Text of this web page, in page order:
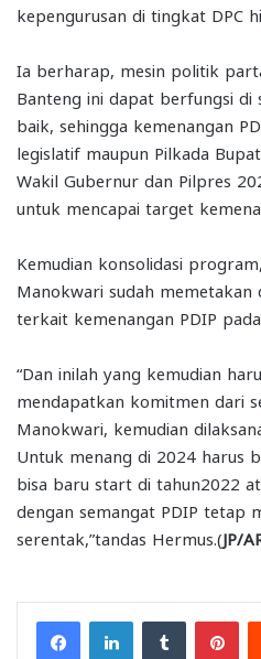
kepengurusan di tingkat DPC
Ia berharap, mesin politik
Banteng ini dapat berfungsi di
baik, sehingga kemenangan
legislatif maupun Pilkada
Wakil Gubernur dan Pilpres
untuk mencapai target
Kemudian konsolidasi
Manokwari sudah
terkait kemenangan PDIP
“Dan inilah yang kemudian
mendapatkan komitmen dari
Manokwari, kemudian
Untuk menang di 2024 harus
bisa baru start di tahun2022
dengan semangat PDIP tetap
serentak,”tandas Hermus.(JP/
FacebookLinkedInTumblr